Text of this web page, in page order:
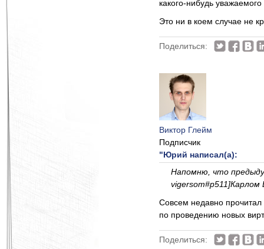
какого-нибудь
Это ни в коем случае не
Поделиться:
Виктор Глейм
Подписчик
"Юрий написал(а):
Напомню, что
vigersom#p511]Карлом
Совсем недавно
по проведению новых
Поделиться: